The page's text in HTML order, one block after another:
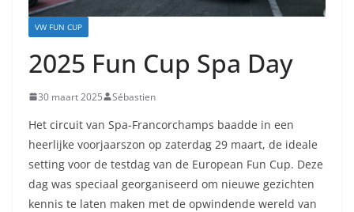
VW FUN CUP
2025 Fun Cup Spa Day
30 maart 2025 Sébastien
Het circuit van Spa-Francorchamps baadde in een
heerlijke voorjaarszon op zaterdag 29 maart, de ideale
setting voor de testdag van de European Fun Cup. Deze
dag was speciaal georganiseerd om nieuwe gezichten
kennis te laten maken met de opwindende wereld van